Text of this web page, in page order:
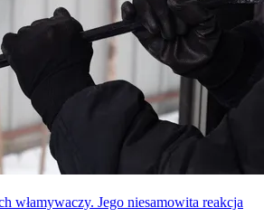
włamywaczy. Jego niesamowita reakcja